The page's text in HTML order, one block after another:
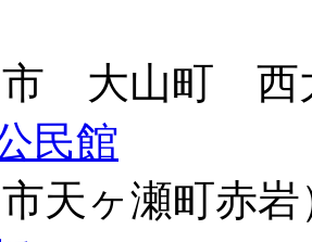
市 大山町 西
民館
市天ヶ瀬町赤岩